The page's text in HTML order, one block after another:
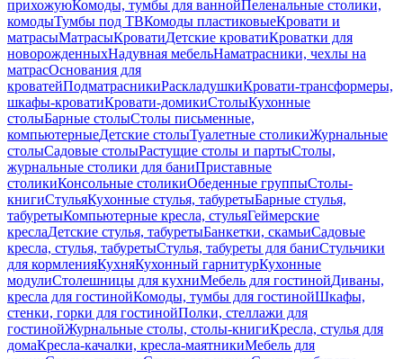
прихожуюКомоды, тумбы для ваннойПеленальные столики,
комодыТумбы под ТВКомоды пластиковыеКровати и
матрасыМатрасыКроватиДетские кроватиКроватки для
новорожденныхНадувная мебельНаматрасники, чехлы на
матрасОснования для
кроватейПодматрасникиРаскладушкиКровати-трансформеры,
шкафы-кроватиКровати-домикиСтолыКухонные
столыБарные столыСтолы письменные,
компьютерныеДетские столыТуалетные столикиЖурнальные
столыСадовые столыРастущие столы и партыСтолы,
журнальные столики для баниПриставные
столикиКонсольные столикиОбеденные группыСтолы-
книгиСтульяКухонные стулья, табуретыБарные стулья,
табуретыКомпьютерные кресла, стульяГеймерские
креслаДетские стулья, табуретыБанкетки, скамьиСадовые
кресла, стулья, табуретыСтулья, табуреты для баниСтульчики
для кормленияКухняКухонный гарнитурКухонные
модулиСтолешницы для кухниМебель для гостинойДиваны,
кресла для гостинойКомоды, тумбы для гостинойШкафы,
стенки, горки для гостинойПолки, стеллажи для
гостинойЖурнальные столы, столы-книгиКресла, стулья для
домаКресла-качалки, кресла-маятникиМебель для